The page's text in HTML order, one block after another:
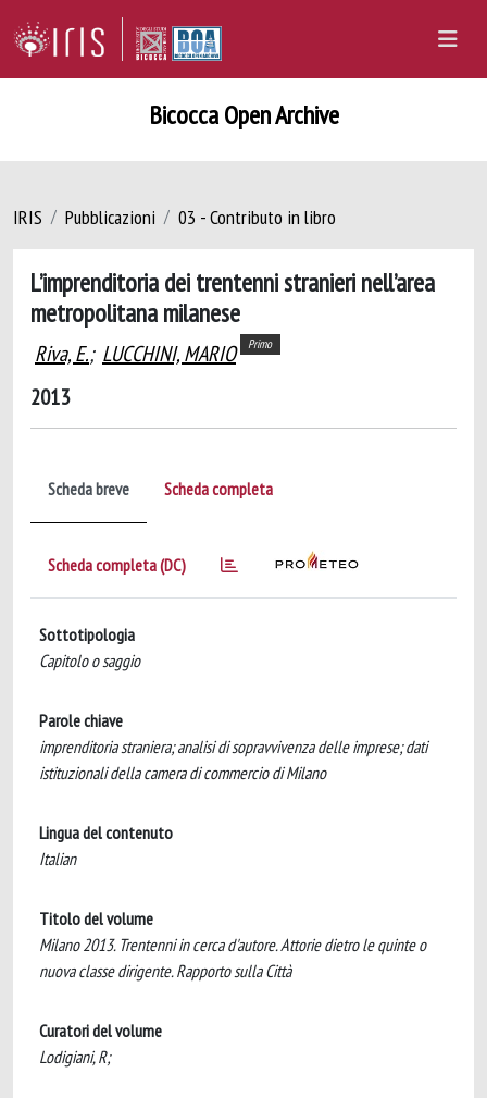
Bicocca Open Archive
IRIS Pubblicazioni 03 - Contributo in libro
L’imprenditoria dei trentenni stranieri nell’area
metropolitana milanese
Riva, E.; LUCCHINI, MARIO Primo
2013
Scheda breve Scheda completa
Scheda completa (DC)
Sottotipologia
Capitolo o saggio
Parole chiave
imprenditoria straniera; analisi di sopravvivenza delle imprese; dati
istituzionali della camera di commercio di Milano
Lingua del contenuto
Italian
Titolo del volume
Milano 2013. Trentenni in cerca d'autore. Attorie dietro le quinte o
nuova classe dirigente. Rapporto sulla Città
Curatori del volume
Lodigiani, R;